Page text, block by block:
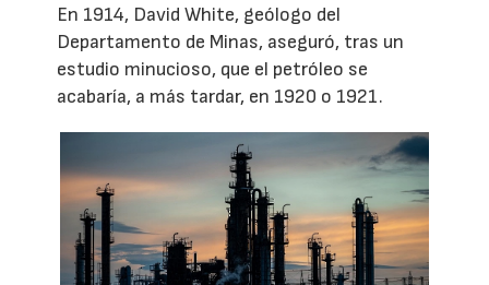
En 1914, David White, geólogo del
Departamento de Minas, aseguró, tras un
estudio minucioso, que el petróleo se
acabaría, a más tardar, en 1920 o 1921.